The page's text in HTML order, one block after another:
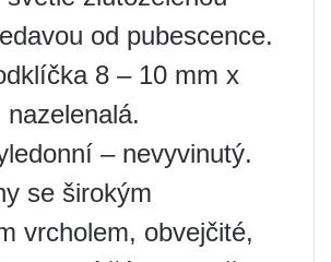
od pubescence.
8 – 10 mm x
– nevyvinutý.
se širokým
vrcholem, obvejčité,